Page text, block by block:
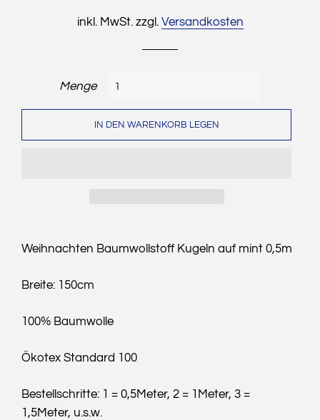
inkl. MwSt. zzgl. Versandkosten
Menge
IN DEN WARENKORB LEGEN
Weihnachten Baumwollstoff Kugeln auf mint 0,5m
Breite: 150cm
100% Baumwolle
Ökotex Standard 100
Bestellschritte: 1 = 0,5Meter, 2 = 1Meter, 3 =
1,5Meter, u.s.w.